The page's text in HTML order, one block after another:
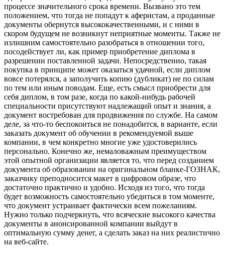
процессе значительного срока времени. Вызвано это тем
положением, что тогда не попадут к аферистам, а проданные
документы обернутся высококачественными, и с ними в
скором будущем не возникнут неприятные моменты. Также не
излишним самостоятельно разобраться в отношении того,
посодействует ли, как пример приобретение диплома в
разрешении поставленной задачи. Непосредственно, такая
покупка в принципе может оказаться удачной, если диплом
вовсе потерялся, а заполучить копию (дубликат) не по силам
по тем или иным поводам. Еще, есть смысл приобрести для
себя диплом, в том разе, когда по какой-нибудь рабочей
специальности присутствуют надлежащий опыт и знания, а
документ востребован для продвижения по службе. На самом
деле, за что-то беспокоиться не понадобится, в варианте, если
заказать документ об обучении в рекомендуемой выше
компании, в чем конкретно многие уже удостоверились
персонально. Конечно же, немаловажным преимуществом
этой опытной организации является то, что перед созданием
документа об образовании на оригинальном бланке-ГОЗНАК,
заказчику преподносится макет в цифровом образе, что
достаточно практично и удобно. Исходя из того, что тогда
будет возможность самостоятельно убедиться в том моменте,
что документ устраивает фактически всем пожеланиям.
Нужно только подчеркнуть, что всяческие высокого качества
документы в анонсированной компании выйдут в
оптимальную сумму денег, а сделать заказ на них реалистично
на веб-сайте.